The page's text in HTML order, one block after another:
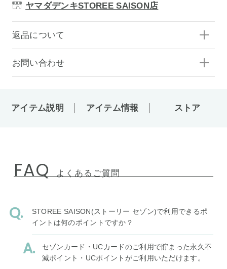
ヤマダデンキSTOREE SAISON店
返品について
お問い合わせ
アイテム説明 アイテム情報 ストア
FAQ よくあるご質問
STOREE SAISON(ストーリー セゾン)で利用できるポ
イントは何のポイントですか？
セゾンカード・UCカードのご利用で貯まった永久不
滅ポイント・UCポイントがご利用いただけます。